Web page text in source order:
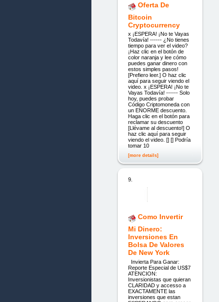
Oferta De
Bitcoin
Cryptocurrency
x ¡ESPERA! ¡No te Vayas
Todavía! ------ ¿No tienes
tiempo para ver el video?
¡Haz clic en el botón de
color naranja y lee cómo
puedes ganar dinero con
estos simples pasos!
[Prefiero leer.] O haz clic
aquí para seguir viendo el
video. x ¡ESPERA! ¡No te
Vayas Todavía! ------ Solo
hoy, puedes probar
Código Criptomoneda con
un ENORME descuento.
Haga clic en el botón para
reclamar su descuento
[Llévame al descuento!] O
haz clic aquí para seguir
viendo el video. [] [] Podría
tomar 10
[more details]
9.
Como Invertir
Mi Dinero:
Inversiones En
Bolsa De Valores
De New York
Invierta Para Ganar:
Reporte Especial de US$7
ATENCION:
Inversionistas que quieran
CLARIDAD y accesso a
EXACTAMENTE las
inversiones que estan